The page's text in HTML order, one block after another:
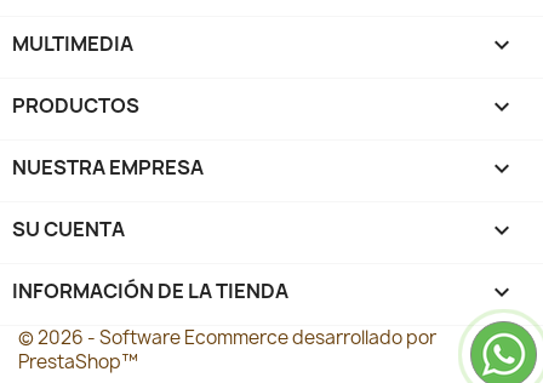
MULTIMEDIA 
PRODUCTOS 
NUESTRA EMPRESA 
SU CUENTA 
INFORMACIÓN DE LA TIENDA keyboard_arrow_down
© 2026 - Software Ecommerce desarrollado por
PrestaShop™